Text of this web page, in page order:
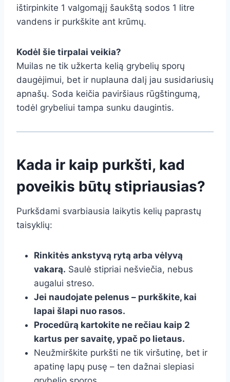
ištirpinkite 1 valgomąjį šaukštą sodos 1 litre
vandens ir purkškite ant krūmų.
Kodėl šie tirpalai veikia?
Muilas ne tik užkerta kelią grybelių sporų
daugėjimui, bet ir nuplauna dalį jau susidariusių
apnašų. Soda keičia paviršiaus rūgštingumą,
todėl grybeliui tampa sunku daugintis.
Kada ir kaip purkšti, kad
poveikis būtų stipriausias?
Purkšdami svarbiausia laikytis kelių paprastų
taisyklių:
Rinkitės ankstyvą rytą arba vėlyvą
vakarą. Saulė stipriai nešviečia, nebus
augalui streso.
Jei naudojate pelenus – purkškite, kai
lapai šlapi nuo rasos.
Procedūrą kartokite ne rečiau kaip 2
kartus per savaitę, ypač po lietaus.
Neužmirškite purkšti ne tik viršutinę, bet ir
apatinę lapų pusę – ten dažnai slepiasi